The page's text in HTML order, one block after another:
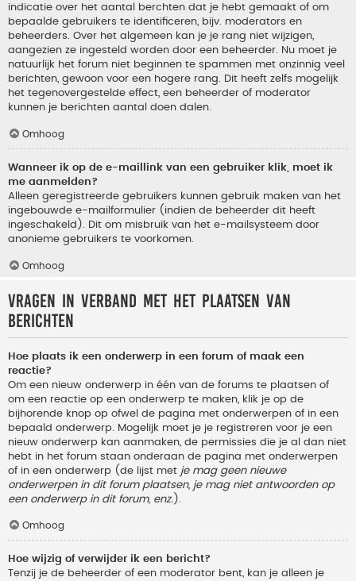
indicatie over het aantal berchten dat je hebt gemaakt of om
bepaalde gebruikers te identificeren, bijv. moderators en
beheerders. Over het algemeen kan je je rang niet wijzigen,
aangezien ze ingesteld worden door een beheerder. Nu moet je
natuurlijk het forum niet beginnen te spammen met onzinnig veel
berichten, gewoon voor een hogere rang. Dit heeft zelfs mogelijk
het tegenovergestelde effect, een beheerder of moderator
kunnen je berichten aantal doen dalen.
Omhoog
Wanneer ik op de e-maillink van een gebruiker klik, moet ik
me aanmelden?
Alleen geregistreerde gebruikers kunnen gebruik maken van het
ingebouwde e-mailformulier (indien de beheerder dit heeft
ingeschakeld). Dit om misbruik van het e-mailsysteem door
anonieme gebruikers te voorkomen.
Omhoog
Vragen in verband met het plaatsen van
berichten
Hoe plaats ik een onderwerp in een forum of maak een
reactie?
Om een nieuw onderwerp in één van de forums te plaatsen of
om een reactie op een onderwerp te maken, klik je op de
bijhorende knop op ofwel de pagina met onderwerpen of in een
bepaald onderwerp. Mogelijk moet je je registreren voor je een
nieuw onderwerp kan aanmaken, de permissies die je al dan niet
hebt in het forum staan onderaan de pagina met onderwerpen
of in een onderwerp (de lijst met je mag geen nieuwe
onderwerpen in dit forum plaatsen, je mag niet antwoorden op
een onderwerp in dit forum, enz. ).
Omhoog
Hoe wijzig of verwijder ik een bericht?
Tenzij je de beheerder of een moderator bent, kan je alleen je